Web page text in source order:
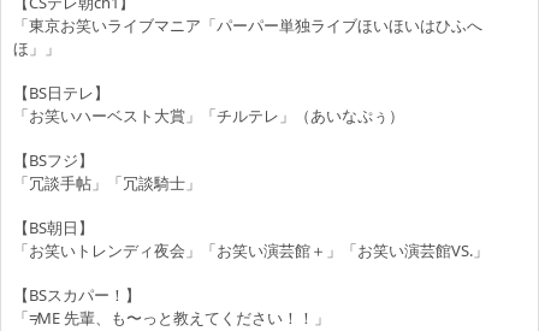
「東京お笑いライブマニア「パーパー単独ライブほいほいはひふへ
ほ」」
【BS日テレ】
「お笑いハーベスト大賞」「チルテレ」（あいなぷぅ）
【BSフジ】
「冗談手帖」「冗談騎士」
【BS朝日】
「お笑いトレンディ夜会」「お笑い演芸館＋」「お笑い演芸館VS.」
【BSスカパー！】
「≠ME 先輩、も〜っと教えてください！！」